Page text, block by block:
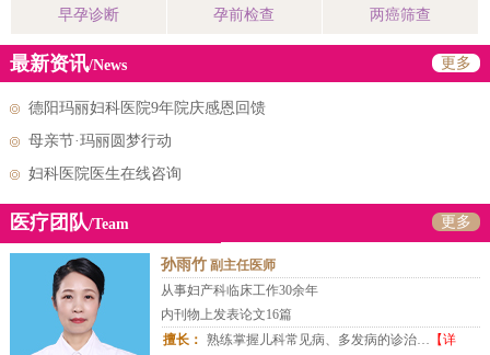
早孕诊断 孕前检查 两癌筛查
最新资讯/News 更多
德阳玛丽妇科医院9年院庆感恩回馈
母亲节·玛丽圆梦行动
妇科医院医生在线咨询
医疗团队/Team 更多
孙雨竹副主任医师
从事妇产科临床工作30余年
内刊物上发表论文16篇
擅长： 熟练掌握儿科常见病、多发病的诊治… 【详